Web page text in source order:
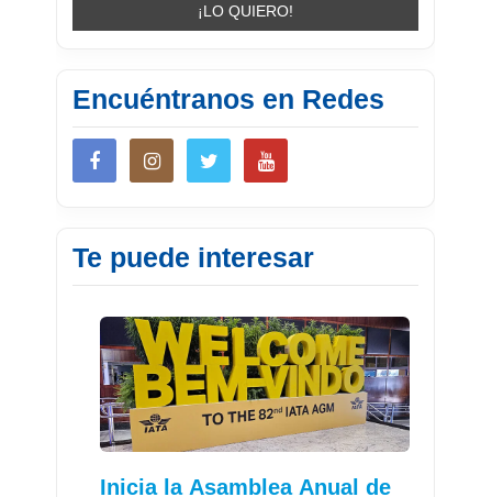
Encuéntranos en Redes
Te puede interesar
Inicia la Asamblea Anual de